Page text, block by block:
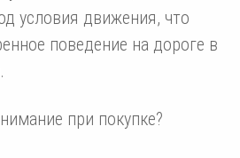
условия движения, что
поведение на дороге в
при покупке?